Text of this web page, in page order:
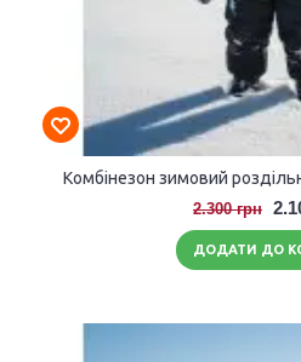
Комбінезон зимовий
2.300 грн
ДОДАТИ ДО